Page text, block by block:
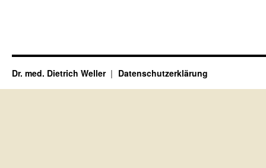
Dr. med. Dietrich Weller Datenschutzerklärung